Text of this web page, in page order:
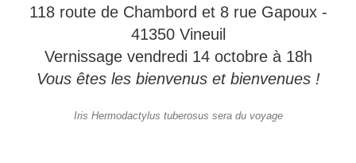
118 route de Chambord et 8 rue Gapoux -
41350 Vineuil
Vernissage vendredi 14 octobre à 18h
Vous êtes les bienvenus et bienvenues !
Iris Hermodactylus tuberosus sera du voyage